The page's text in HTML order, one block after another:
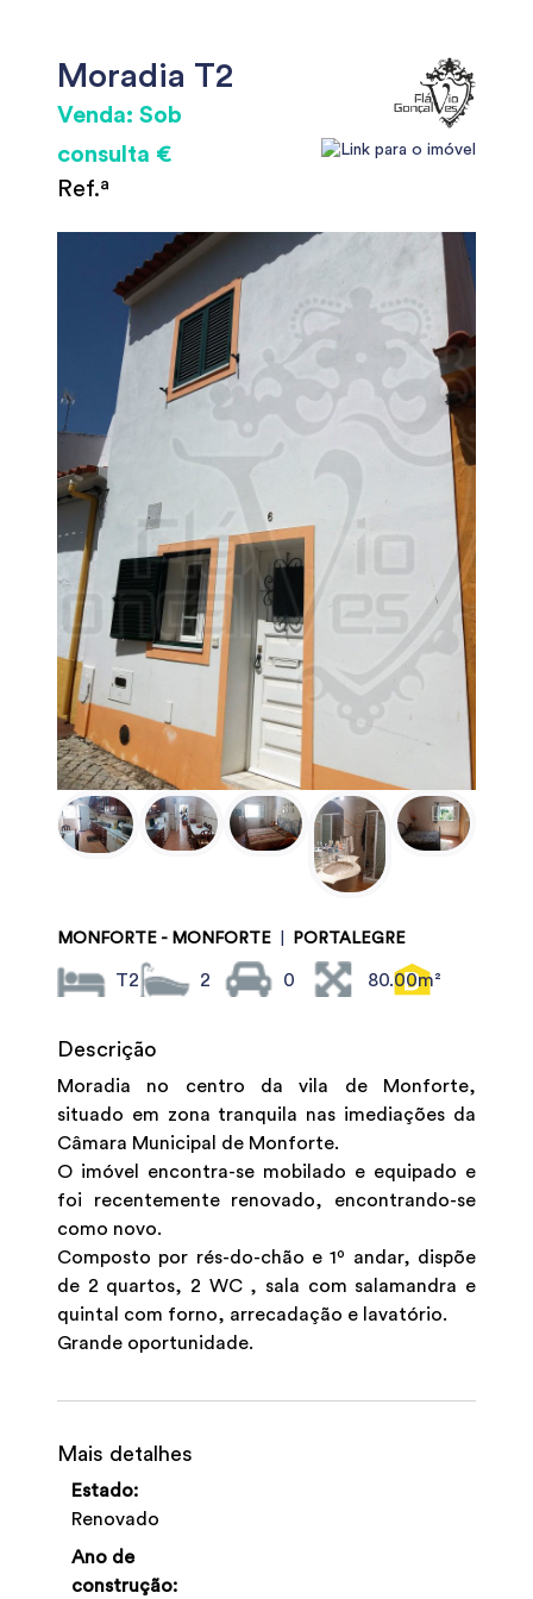
Moradia T2
Venda: Sob
consulta €
Ref.ª
MONFORTE - MONFORTE PORTALEGRE
T2 2 0 80.00m²
Descrição
Moradia no centro da vila de Monforte,
situado em zona tranquila nas imediações da
Câmara Municipal de Monforte.
O imóvel encontra-se mobilado e equipado e
foi recentemente renovado, encontrando-se
como novo.
Composto por rés-do-chão e 1º andar, dispõe
de 2 quartos, 2 WC , sala com salamandra e
quintal com forno, arrecadação e lavatório.
Grande oportunidade.
Mais detalhes
Estado:
Renovado
Ano de
construção: